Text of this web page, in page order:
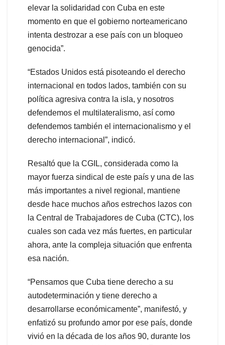
elevar la solidaridad con Cuba en este
momento en que el gobierno norteamericano
intenta destrozar a ese país con un bloqueo
genocida”.
“Estados Unidos está pisoteando el derecho
internacional en todos lados, también con su
política agresiva contra la isla, y nosotros
defendemos el multilateralismo, así como
defendemos también el internacionalismo y el
derecho internacional”, indicó.
Resaltó que la CGIL, considerada como la
mayor fuerza sindical de este país y una de las
más importantes a nivel regional, mantiene
desde hace muchos años estrechos lazos con
la Central de Trabajadores de Cuba (CTC), los
cuales son cada vez más fuertes, en particular
ahora, ante la compleja situación que enfrenta
esa nación.
“Pensamos que Cuba tiene derecho a su
autodeterminación y tiene derecho a
desarrollarse económicamente”, manifestó, y
enfatizó su profundo amor por ese país, donde
vivió en la década de los años 90, durante los